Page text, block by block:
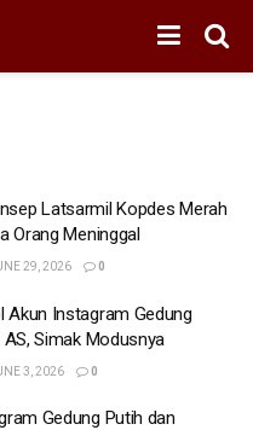
Latsarmil Kopdes Merah
Orang Meninggal
29, 2026 0
Akun Instagram Gedung
Simak Modusnya
3, 2026 0
Gedung Putih dan